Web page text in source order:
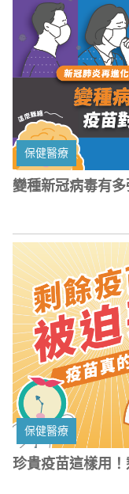
保健醫療
變種新冠病毒有
保健醫療
珍貴疫苗這樣用